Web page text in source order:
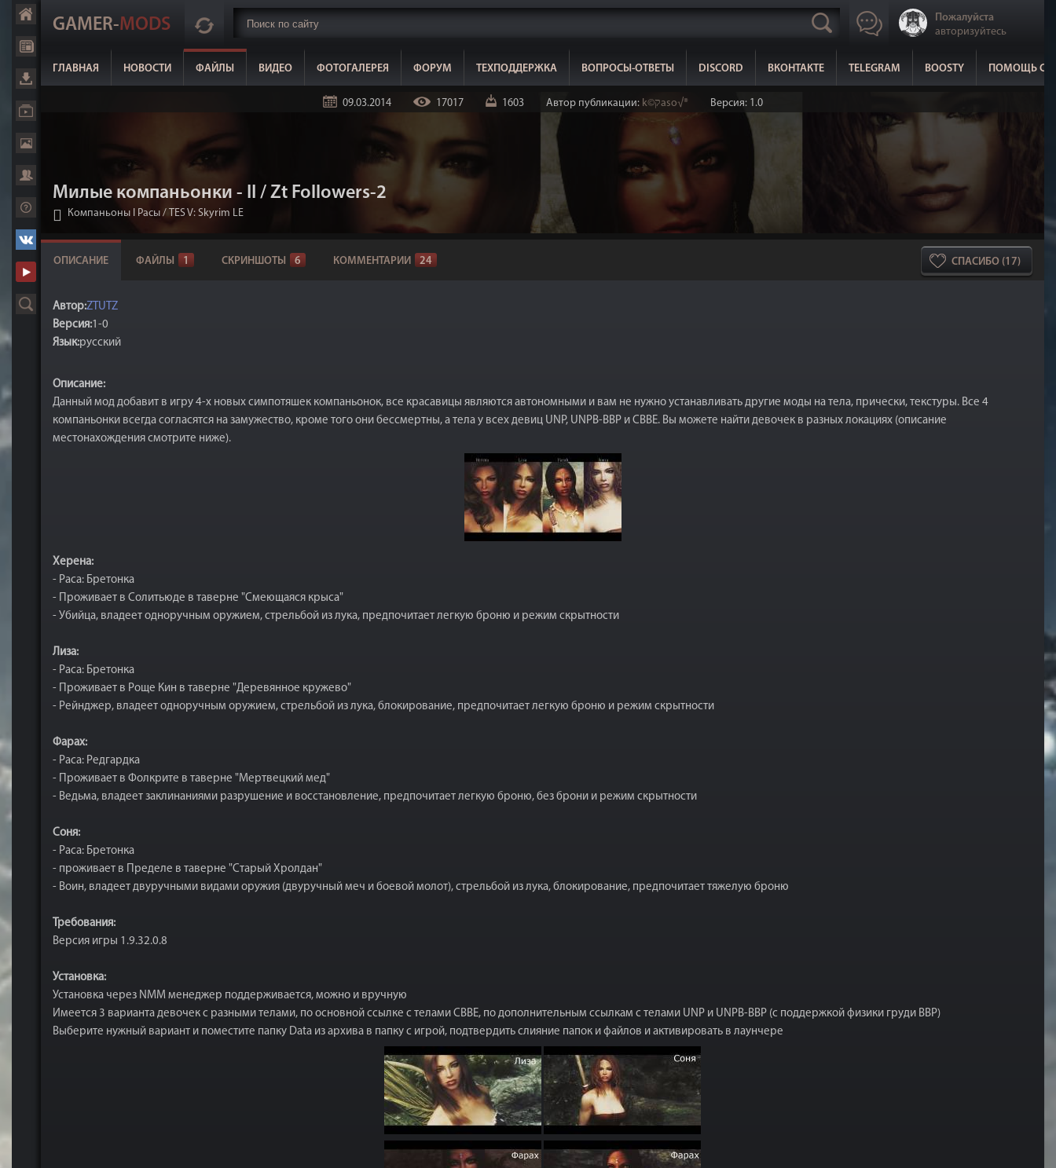
GAMER-MODS
Пожалуйста
авторизуйтесь
ГЛАВНАЯ НОВОСТИ ФАЙЛЫ ВИДЕО ФОТОГАЛЕРЕЯ ФОРУМ ТЕХПОДДЕРЖКА ВОПРОСЫ-ОТВЕТЫ DISCORD ВКОНТАКТЕ TELEGRAM BOOSTY ПОМОЩЬ
09.03.2014 17017 1603 Автор публикации: k©קaso√® Версия: 1.0
Милые компаньонки - II / Zt Followers-2
Компаньоны I Расы / TES V: Skyrim LE
СПАСИБО (17)
ОПИСАНИЕ ФАЙЛЫ 1 СКРИНШОТЫ 6 КОММЕНТАРИИ 24
Автор:ZTUTZ
Версия:1-0
Язык:русский
Описание:
Данный мод добавит в игру 4-х новых симпотяшек компаньонок, все красавицы являются автономными и вам не нужно устанавливать другие моды на тела, прически, текстуры. Все 4
компаньонки всегда согласятся на замужество, кроме того они бессмертны, а тела у всех девиц UNP, UNPB-BBP и CBBE. Вы можете найти девочек в разных локациях (описание
местонахождения смотрите ниже).
Херена:
- Раса: Бретонка
- Проживает в Солитьюде в таверне "Смеющаяся крыса"
- Убийца, владеет одноручным оружием, стрельбой из лука, предпочитает легкую броню и режим скрытности
Лиза:
- Раса: Бретонка
- Проживает в Роще Кин в таверне "Деревянное кружево"
- Рейнджер, владеет одноручным оружием, стрельбой из лука, блокирование, предпочитает легкую броню и режим скрытности
Фарах:
- Раса: Редгардка
- Проживает в Фолкрите в таверне "Мертвецкий мед"
- Ведьма, владеет заклинаниями разрушение и восстановление, предпочитает легкую броню, без брони и режим скрытности
Соня:
- Раса: Бретонка
- проживает в Пределе в таверне "Старый Хролдан"
- Воин, владеет двуручными видами оружия (двуручный меч и боевой молот), стрельбой из лука, блокирование, предпочитает тяжелую броню
Требования:
Версия игры 1.9.32.0.8
Установка:
Установка через NMM менеджер поддерживается, можно и вручную
Имеется 3 варианта девочек с разными телами, по основной ссылке с телами CBBE, по дополнительным ссылкам с телами UNP и UNPB-BBP (с поддержкой физики груди BBP)
Выберите нужный вариант и поместите папку Data из архива в папку с игрой, подтвердить слияние папок и файлов и активировать в лаунчере